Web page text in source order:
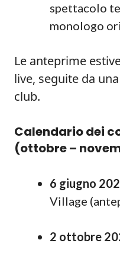
spettacolo
monologo
Le anteprime
live, seguite da
club.
Calendario dei
(ottobre –
6 giugno
Village
2 ottobre